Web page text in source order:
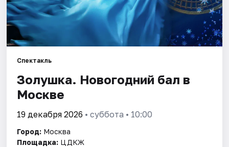
Спорт
События
Площадки
Артисты
Рейтинги
Спектакль
Золушка. Новогодний бал в
Москве
19 декабря 2026 • суббота • 10:00
Город: Москва
Площадка: ЦДКЖ